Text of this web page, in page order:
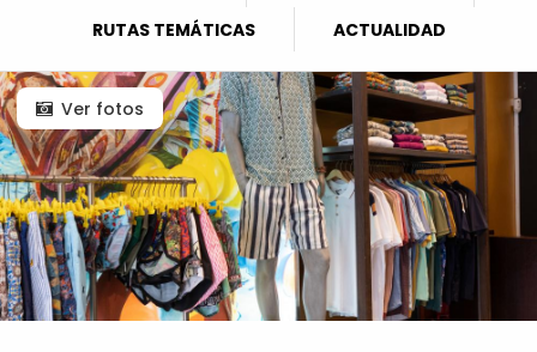
RUTAS TEMÁTICAS
ACTUALIDAD
Ver fotos